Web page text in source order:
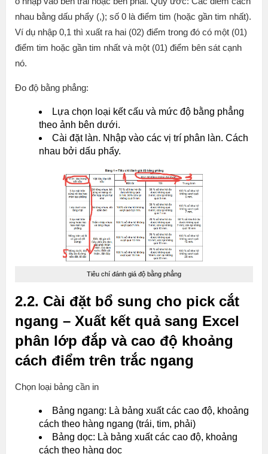
nhau bằng dấu phẩy (,); số 0 là điểm tim (hoặc gần tim nhất).
Ví dụ nhập 0,1 thì xuất ra hai (02) điểm trong đó có một (01)
điểm tim hoặc gần tim nhất và một (01) điểm bên sát cạnh
nó.
Đo độ bằng phẳng:
Lựa chọn loại kết cấu và mức độ bằng phẳng
theo ảnh bên dưới.
Cài đặt làn. Nhập vào các vị trí phân làn. Cách
nhau bởi dấu phẩy.
Tiêu chí đánh giá độ bằng phẳng
2.2. Cài đặt bổ sung cho pick cắt
ngang – Xuất kết quả sang Excel
phân lớp đắp và cao độ khoảng
cách điểm trên trắc ngang
Chọn loại bảng cần in
Bảng ngang: Là bảng xuất các cao độ, khoảng
cách theo hàng ngang (trái, tim, phải)
Bảng dọc: Là bảng xuất các cao độ, khoảng
cách theo hàng dọc